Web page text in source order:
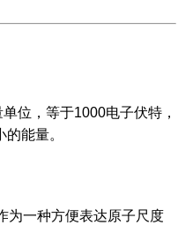
位，等于1000电子伏特，
能量。
为一种方便表达原子尺度